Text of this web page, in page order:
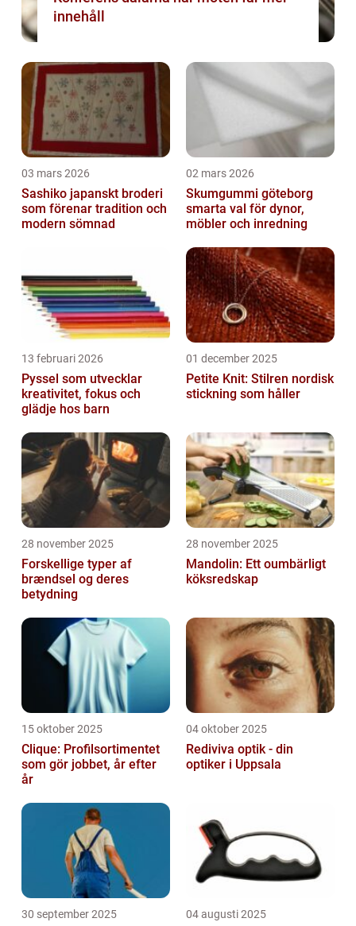
innehåll
03 mars 2026
Sashiko japanskt broderi
som förenar tradition och
modern sömnad
02 mars 2026
Skumgummi göteborg
smarta val för dynor,
möbler och inredning
13 februari 2026
Pyssel som utvecklar
kreativitet, fokus och
glädje hos barn
01 december 2025
Petite Knit: Stilren nordisk
stickning som håller
28 november 2025
Forskellige typer af
brændsel og deres
betydning
28 november 2025
Mandolin: Ett oumbärligt
köksredskap
15 oktober 2025
Clique: Profilsortimentet
som gör jobbet, år efter
år
04 oktober 2025
Rediviva optik - din
optiker i Uppsala
30 september 2025 04 augusti 2025